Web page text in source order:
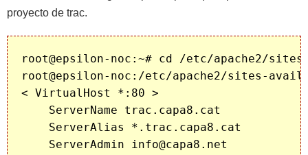
proyecto de trac.
root@epsilon-noc:~# cd /etc/apache2/
root@epsilon-noc:/etc/apache2/sites-
< VirtualHost *:80 >
    ServerName trac.capa8.cat
    ServerAlias *.trac.capa8.cat
    ServerAdmin info@capa8.net